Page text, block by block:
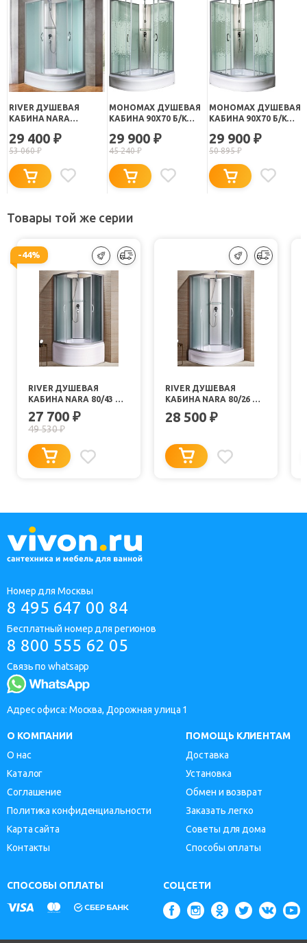
RIVER ДУШЕВАЯ
КАБИНА NARA
29 400 ₽
53 060₽
МОНОМАХ ДУШЕВАЯ
КАБИНА 90X70 Б/К
29 900 ₽
45 240₽
МОНОМАХ ДУШЕВАЯ
КАБИНА 90X70 Б/К
29 900 ₽
50 895₽
Товары той же серии
-44%
RIVER ДУШЕВАЯ
КАБИНА NARA 80/43 MT
27 700 ₽
49 530₽
RIVER ДУШЕВАЯ
КАБИНА NARA 80/26 MT
28 500 ₽
Номер для Москвы
8 495 647 00 84
Бесплатный номер для регионов
8 800 555 62 05
Связь по whatsapp
Адрес офиса: Москва, Дорожная улица 1
О КОМПАНИИ
О нас
Каталог
Соглашение
Политика конфиденциальности
Карта сайта
Контакты
ПОМОЩЬ КЛИЕНТАМ
Доставка
Установка
Обмен и возврат
Заказать легко
Советы для дома
Способы оплаты
СПОСОБЫ ОПЛАТЫ СОЦСЕТИ